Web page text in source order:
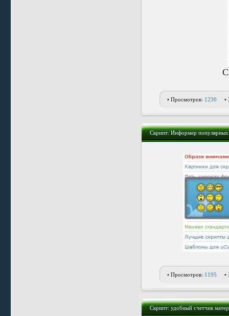
• Просмотров: 1230 •
Скрипт: Информер популярных
• Просмотров: 1195 •
Скрипт: удобный счетчик